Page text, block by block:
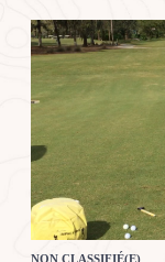
NON CLASSIFIÉ(E)